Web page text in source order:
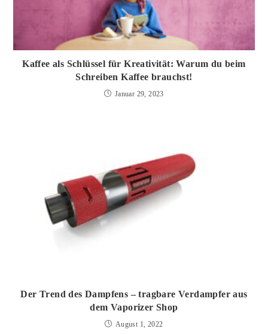
Kaffee als Schlüssel für Kreativität: Warum du beim
Schreiben Kaffee brauchst!
Januar 29, 2023
Der Trend des Dampfens – tragbare Verdampfer aus
dem Vaporizer Shop
August 1, 2022